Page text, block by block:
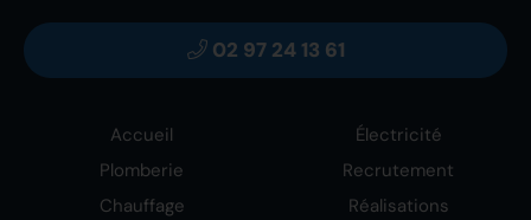
02 97 24 13 61
Accueil
Plomberie
Chauffage
Électricité
Recrutement
Réalisations